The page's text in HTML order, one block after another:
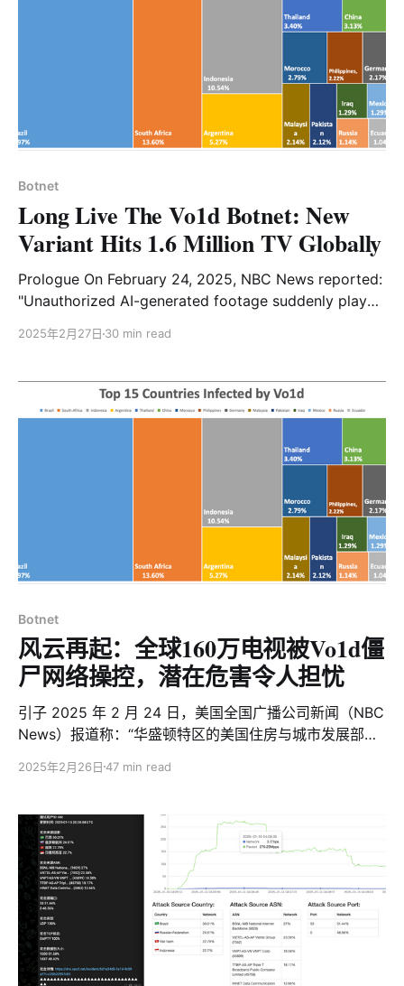
细分析这些攻击活动的具体特征和危害方式。 让我们把时
IP 185.189.149.151通过ComfyUI漏洞传播多个伪装成配置
文件的VT 低检测ELF可执行程序（如config.json，
tmux.conf，vim.json等）经过分析，我们确认这几个文
件属于同一个后门木马，基于它们具有窃取AI敏感数据的
能力，我们从扒手（pickpocket）一词获得灵感，将它命
Botnet
Long Live The Vo1d Botnet: New
Variant Hits 1.6 Million TV Globally
Prologue On February 24, 2025, NBC News reported:
"Unauthorized AI-generated footage suddenly played
Urban Development (HUD) headquarters in
Trump bowing to kiss Elon Musk's toes, accompanied
by the bold
2025年2月27日 30 min read
Botnet
风云再起：全球160万电视被Vo1d僵
尸网络操控，潜在危害令人担忧
引子 2025 年 2 月 24 日，美国全国广播公司新闻（NBC
News）报道称：“华盛顿特区的美国住房与城市发展部
生成视频。视频画面中，唐纳德·特朗普总统弯腰亲吻埃隆·
目字幕。工作人员无法关闭只能被迫拔掉所有电视电源”。
这一事件迅速引发舆论热议，公众广泛讨论。网络安全社
区亦被触动，开始重新评估电视、机顶盒等设备被黑客攻
陷后可能带来的重大风险。 "假如您正坐在沙发上看电
视，突然屏幕开始闪烁，遥控器失灵，节目被一串乱码和
诡异的指令取代。您的电视仿佛被一股无形的力量接管，
变成了一个“数字傀儡”。这不是科幻电影，而是现实中正
在发生的威胁——Vo1d僵尸网络正悄悄控制全球数百万台
2025年2月26日 47 min read